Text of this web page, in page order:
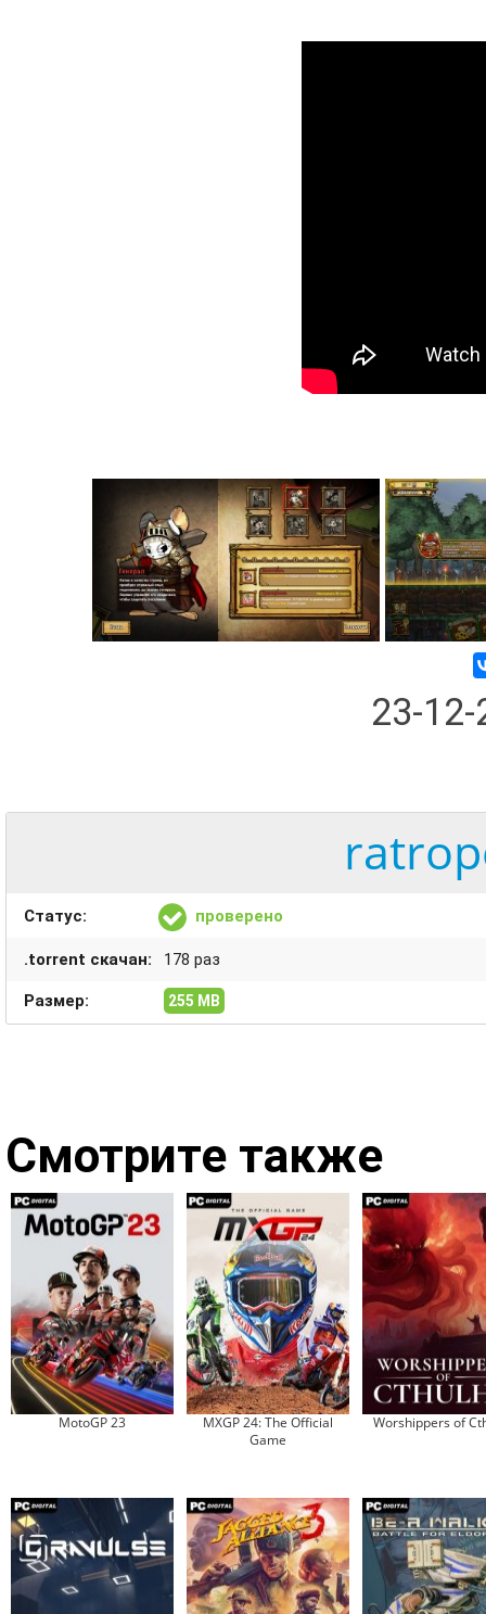
23-
Статус: проверено
.torrent скачан: 178 раз
Размер: 255 MB
Смотрите также
MotoGP 23
MXGP 24: The Official
Game
Worshippers of